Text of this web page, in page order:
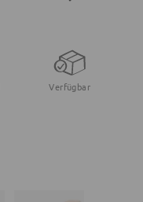
Verfügbar